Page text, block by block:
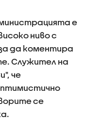
е
ниво с
да коментира
Служител на
че
се